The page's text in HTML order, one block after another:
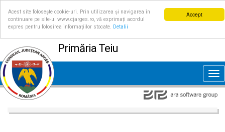
Accept
Acest site folosește cookie-uri. Prin utilizarea și navigarea în
continuare pe site-ul www.cjarges.ro, vă exprimați acordul
expres pentru folosirea informațiilor stocate.
Detalii
Primăria Teiu